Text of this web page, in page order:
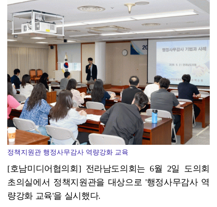
영암군, '살인 폭염' 장기화…현장 중심 안전관리 '총...
정책지원관 행정사무감사 역량강화 교육
[호남미디어협의회] 전라남도의회는 6월 2일 도의회
초의실에서 정책지원관을 대상으로 '행정사무감사 역
량강화 교육'을 실시했다.